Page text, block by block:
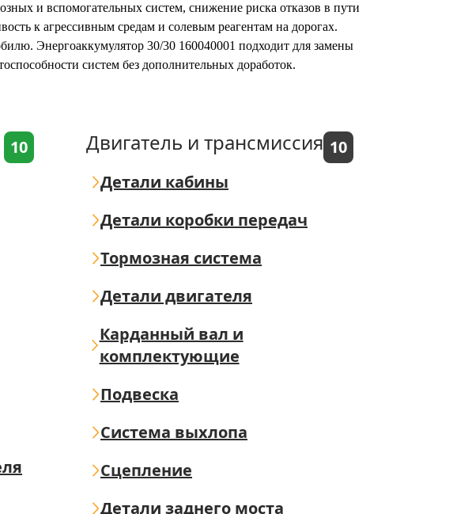
и вспомогательных систем, снижение риска отказов в пути
к агрессивным средам и солевым реагентам на дорогах.
Энергоаккумулятор 30/30 160040001 подходит для замены
систем без дополнительных доработок.
10 Двигатель и трансмиссия 10
Детали кабины
Детали коробки передач
Тормозная система
Детали двигателя
Карданный вал и
комплектующие
Подвеска
Система выхлопа
Сцепление
Детали заднего моста